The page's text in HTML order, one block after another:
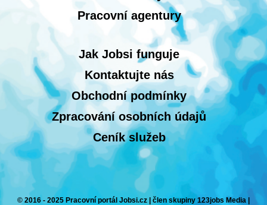
Pracovní agentury
Jak Jobsi funguje
Kontaktujte nás
Obchodní podmínky
Zpracování osobních údajů
Ceník služeb
© 2016 - 2025 Pracovní portál Jobsi.cz | člen skupiny 123jobs Media |